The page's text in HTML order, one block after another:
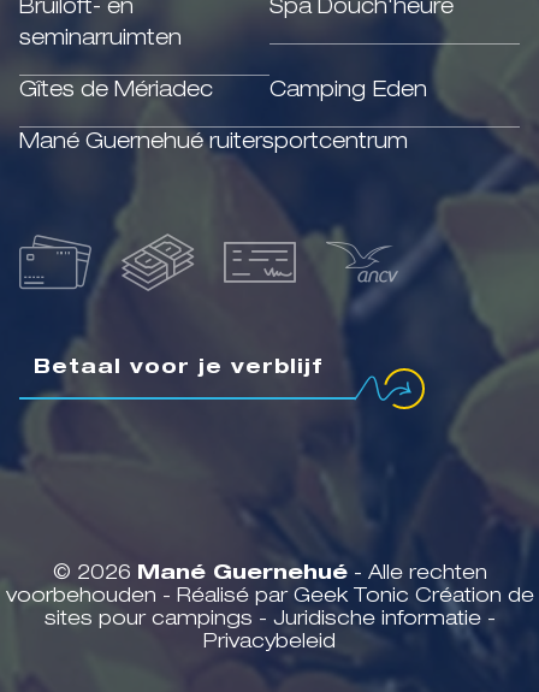
Bruiloft- en
seminarruimten
Spa Douch'heure
Gîtes de Mériadec Camping Eden
Mané Guernehué ruitersportcentrum
Betaal voor je verblijf
© 2026 Mané Guernehué- Alle rechten
voorbehouden - Réalisé par Geek Tonic Création de
sites pour campings - Juridische informatie -
Privacybeleid